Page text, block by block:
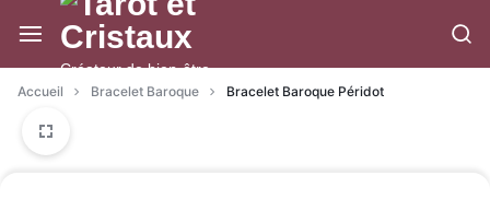
à/au
contenuCréateur de bien-être
Accueil Bracelet Baroque Bracelet Baroque Péridot